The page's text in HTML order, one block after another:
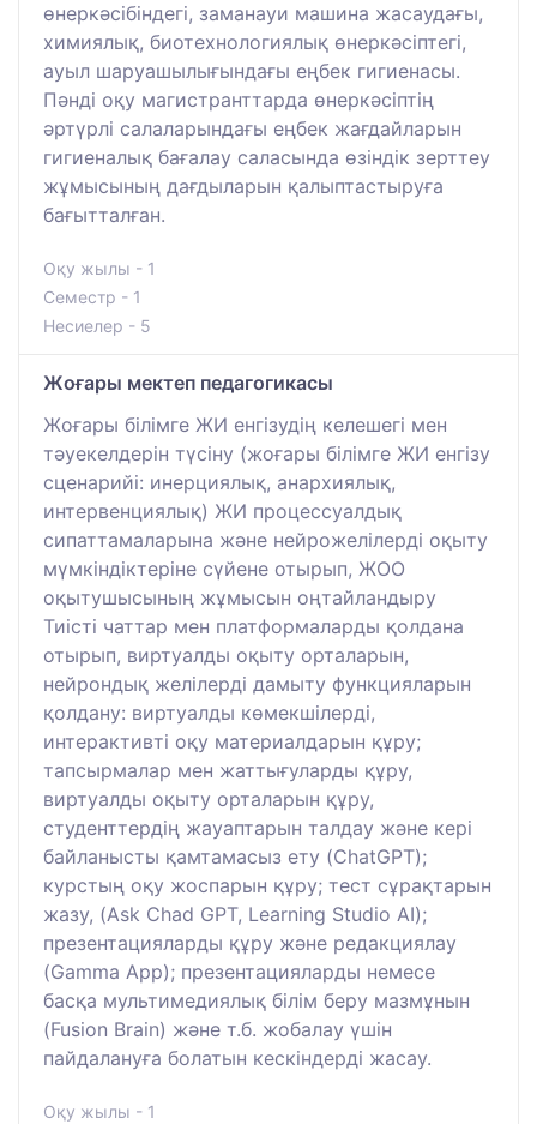
өнеркәсібіндегі, заманауи машина жасаудағы,
химиялық, биотехнологиялық өнеркәсіптегі,
ауыл шаруашылығындағы еңбек гигиенасы.
Пәнді оқу магистранттарда өнеркәсіптің
әртүрлі салаларындағы еңбек жағдайларын
гигиеналық бағалау саласында өзіндік зерттеу
жұмысының дағдыларын қалыптастыруға
бағытталған.
Оқу жылы - 1
Семестр - 1
Несиелер - 5
Жоғары мектеп педагогикасы
Жоғары білімге ЖИ енгізудің келешегі мен
тәуекелдерін түсіну (жоғары білімге ЖИ енгізу
сценарийі: инерциялық, анархиялық,
интервенциялық) ЖИ процессуалдық
сипаттамаларына және нейрожелілерді оқыту
мүмкіндіктеріне сүйене отырып, ЖОО
оқытушысының жұмысын оңтайландыру
Тиісті чаттар мен платформаларды қолдана
отырып, виртуалды оқыту орталарын,
нейрондық желілерді дамыту функцияларын
қолдану: виртуалды көмекшілерді,
интерактивті оқу материалдарын құру;
тапсырмалар мен жаттығуларды құру,
виртуалды оқыту орталарын құру,
студенттердің жауаптарын талдау және кері
байланысты қамтамасыз ету (ChatGPT);
курстың оқу жоспарын құру; тест сұрақтарын
жазу, (Ask Chad GPT, Learning Studio AI);
презентацияларды құру және редакциялау
(Gamma App); презентацияларды немесе
басқа мультимедиялық білім беру мазмұнын
(Fusion Brain) және т.б. жобалау үшін
пайдалануға болатын кескіндерді жасау.
Оқу жылы - 1